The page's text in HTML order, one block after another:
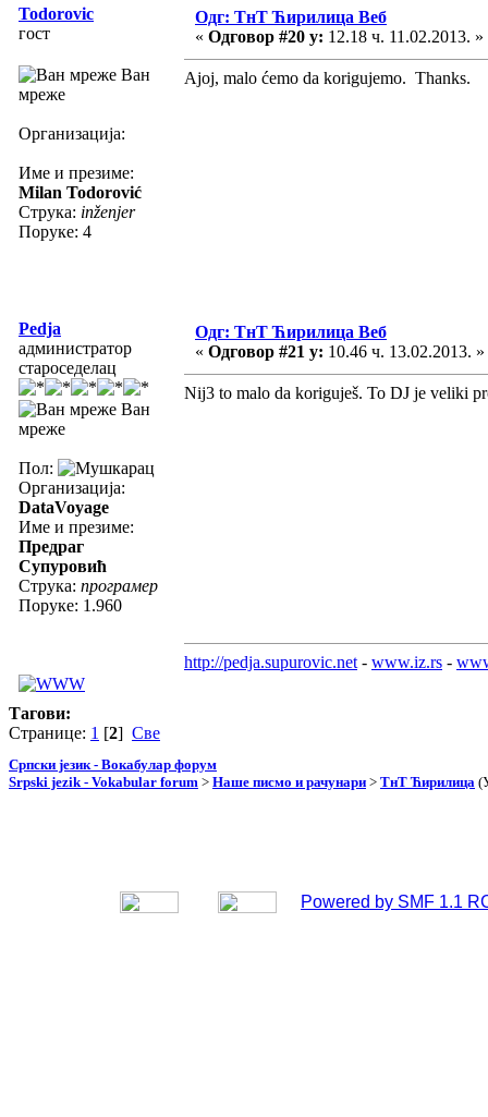
Todorovic
гост
Ван
мреже
Организација:
Име и презиме:
Milan Todorović
Струка: inženjer
Поруке: 4
Одг: ТнТ Ћирилица Веб
« Одговор #20 у: 12.18 ч. 11.02.2013. »
Ajoj, malo ćemo da korigujemo. Thanks.
Pedja
администратор
староседелац
Ван
мреже
Пол:
Организација:
DataVoyage
Име и презиме:
Предраг
Супуровић
Струка: програмер
Поруке: 1.960
Одг: ТнТ Ћирилица Веб
« Одговор #21 у: 10.46 ч. 13.02.2013. »
Nij3 to malo da koriguješ. To DJ je veliki
http://pedja.supurovic.net - www.iz.rs -
Тагови:
Странице: 1 [2] Све
Српски језик - Вокабулар форум
Srpski jezik - Vokabular forum > Наше писмо и рачунари > ТнТ Ћирилица
Powered by SMF 1.1